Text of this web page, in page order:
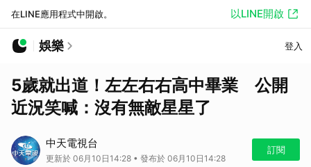
在LINE應用程式中開啟。 以LINE開啟
娛樂 登入
5歲就出道！左左右右高中畢業 公開
近況笑喊：沒有無敵星星了
中天電視台
更新於 06月10日14:28 • 發布於 06月10日14:28
訂閱